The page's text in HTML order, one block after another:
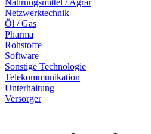
Nahrungsmittel / Agrar
Netzwerktechnik
Öl / Gas
Pharma
Rohstoffe
Software
Sonstige Technologie
Telekommunikation
Unterhaltung
Versorger